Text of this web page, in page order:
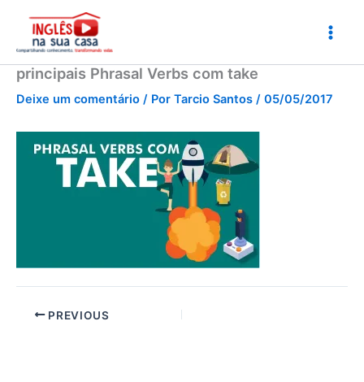
conteúdo
principais Phrasal Verbs com take
Deixe um comentário / Por Tarcio Santos / 05/05/2017
PREVIOUS